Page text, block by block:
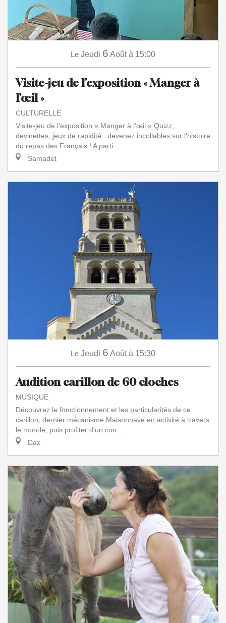
Le Jeudi 6 Août à 15:00
Visite-jeu de l’exposition « Manger à
l’œil »
CULTURELLE
Visite-jeu de l’exposition « Manger à l’œil » Quizz,
devinettes, jeux de rapidité : devenez incollables sur l’histoire
du repas des Français ! A parti...
Samadet
Le Jeudi 6 Août à 15:30
Audition carillon de 60 cloches
MUSIQUE
Découvrez le fonctionnement et les particularités de ce
carillon, dernier mécanisme Maisonnave en activité à travers
le monde, puis profiter d’un con...
Dax